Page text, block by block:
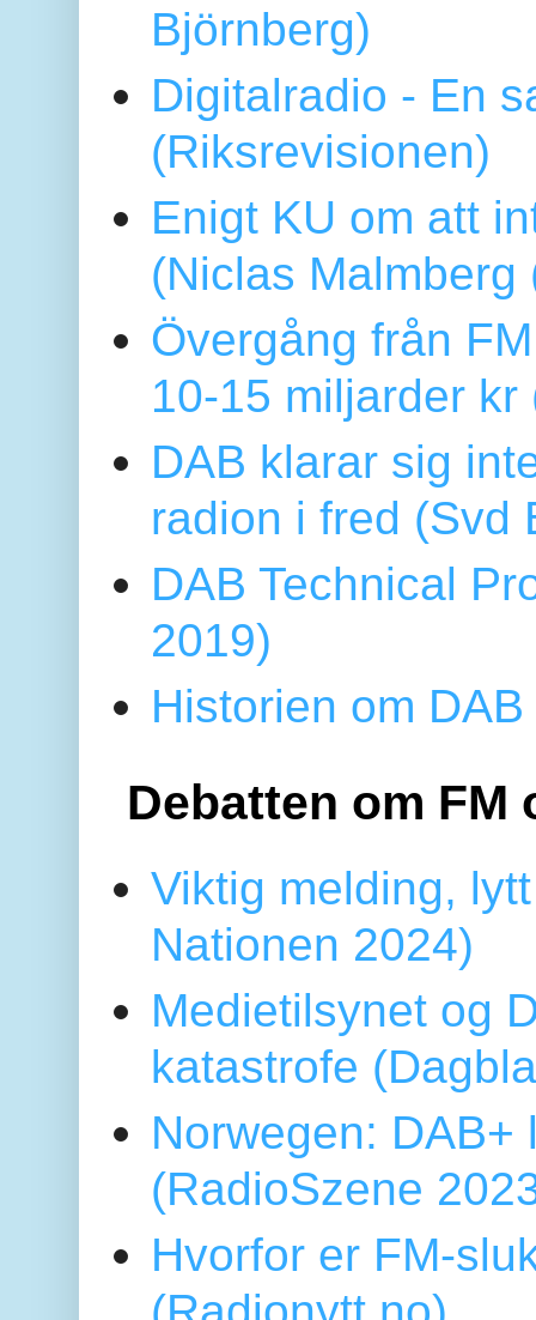
Björnberg)
Digitalradio - En
(Riksrevisionen)
Enigt KU om att
(Niclas
Övergång från
10-15 miljarder kr
DAB klarar sig
radion i fred (Svd
DAB Technical
2019)
Historien om
Debatten om FM
Viktig melding,
Nationen 2024)
Medietilsynet og
katastrofe
Norwegen:
(RadioSzene
Hvorfor er FM-